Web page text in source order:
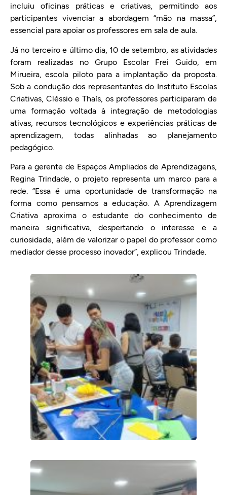
incluiu oficinas práticas e criativas, permitindo aos
participantes vivenciar a abordagem “mão na massa”,
essencial para apoiar os professores em sala de aula.
Já no terceiro e último dia, 10 de setembro, as atividades
foram realizadas no Grupo Escolar Frei Guido, em
Mirueira, escola piloto para a implantação da proposta.
Sob a condução dos representantes do Instituto Escolas
Criativas, Cléssio e Thaís, os professores participaram de
uma formação voltada à integração de metodologias
ativas, recursos tecnológicos e experiências práticas de
aprendizagem, todas alinhadas ao planejamento
pedagógico.
Para a gerente de Espaços Ampliados de Aprendizagens,
Regina Trindade, o projeto representa um marco para a
rede. “Essa é uma oportunidade de transformação na
forma como pensamos a educação. A Aprendizagem
Criativa aproxima o estudante do conhecimento de
maneira significativa, despertando o interesse e a
curiosidade, além de valorizar o papel do professor como
mediador desse processo inovador”, explicou Trindade.